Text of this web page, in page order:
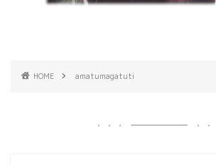
HOME amatumagatuti